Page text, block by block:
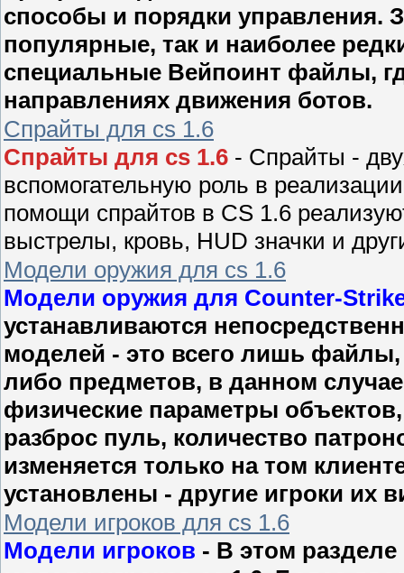
способы и порядки управления.
популярные, так и наиболее
специальные Вейпоинт файлы,
направлениях движения ботов.
Спрайты для cs 1.6
Спрайты для cs 1.6 - Спрайты -
вспомогательную роль в
помощи спрайтов в CS 1.6
выстрелы, кровь, HUD значки и
Модели оружия для cs 1.6
Модели оружия для Counter-
устанавливаются
моделей - это всего лишь файлы,
либо предметов, в данном
физические параметры объектов,
разброс пуль, количество
изменяется только на том
установлены - другие игроки их
Модели игроков для cs 1.6
Модели игроков - В этом